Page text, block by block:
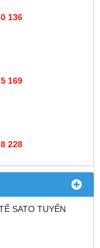
136
169
228
SATO TUYỂN